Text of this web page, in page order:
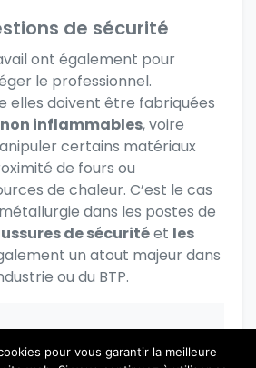
de sécurité
ont également pour
le professionnel.
elles doivent être fabriquées
inflammables, voire
certains matériaux
de fours ou
de chaleur. C’est le cas
dans les postes de
de sécuritéet les
un atout majeur dans
ou du BTP.
connectez-vous pour poster
commentaire.
pour vous garantir la meilleure